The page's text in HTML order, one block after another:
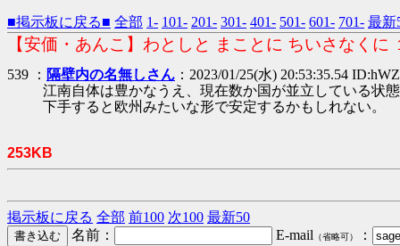
■掲示板に戻る■ 全部 1- 101- 201- 301- 401- 501- 601- 701- 最新
【安価・あんこ】わとしと まことに ちいさなくに
539 ： 隔壁内の名無しさん ：2023/01/25(水) 20:53:35.54
江南自体は豊かなうえ、現在数か国が並立している状
下手すると欧州みたいな形で安定するかもしれない。
253KB
掲示板に戻る 全部 前100 次100 最新50
名前：
E-mail （省略可） ：